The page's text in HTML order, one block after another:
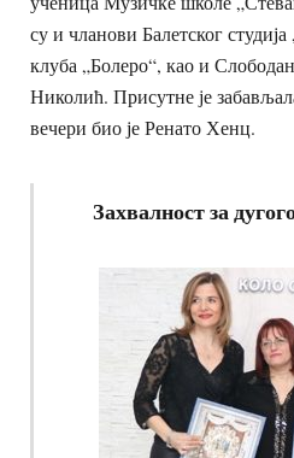
су и чланови Балетског
клуба „Болеро“, као и
Николић. Присутне је
вечери био је Ренато Хенц.
Захвалност за